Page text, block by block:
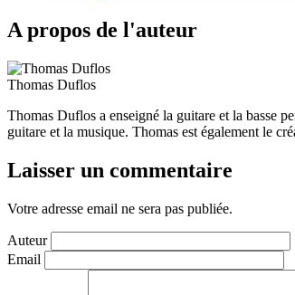
A propos de l'auteur
Thomas Duflos
Thomas Duflos a enseigné la guitare et la basse
guitare et la musique. Thomas est également le
Laisser un commentaire
Votre adresse email ne sera pas publiée.
Auteur
Email